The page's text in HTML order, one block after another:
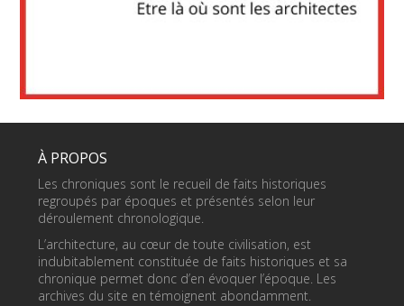
À PROPOS
Les chroniques sont le recueil de faits historiques
regroupés par époques et présentés selon leur
déroulement chronologique.
L’architecture, au cœur de toute civilisation, est
indubitablement constituée de faits historiques et sa
chronique permet donc d’en évoquer l’époque. Les
archives du site en témoignent abondamment.